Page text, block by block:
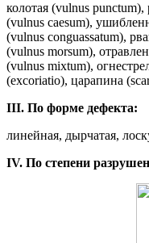
колотая (vulnus
(vulnus caesum),
(vulnus conguassatum),
(vulnus morsum),
(vulnus mixtum),
(excoriatio), царапина
III. По форме дефекта:
линейная, дырчатая,
IV. По степени